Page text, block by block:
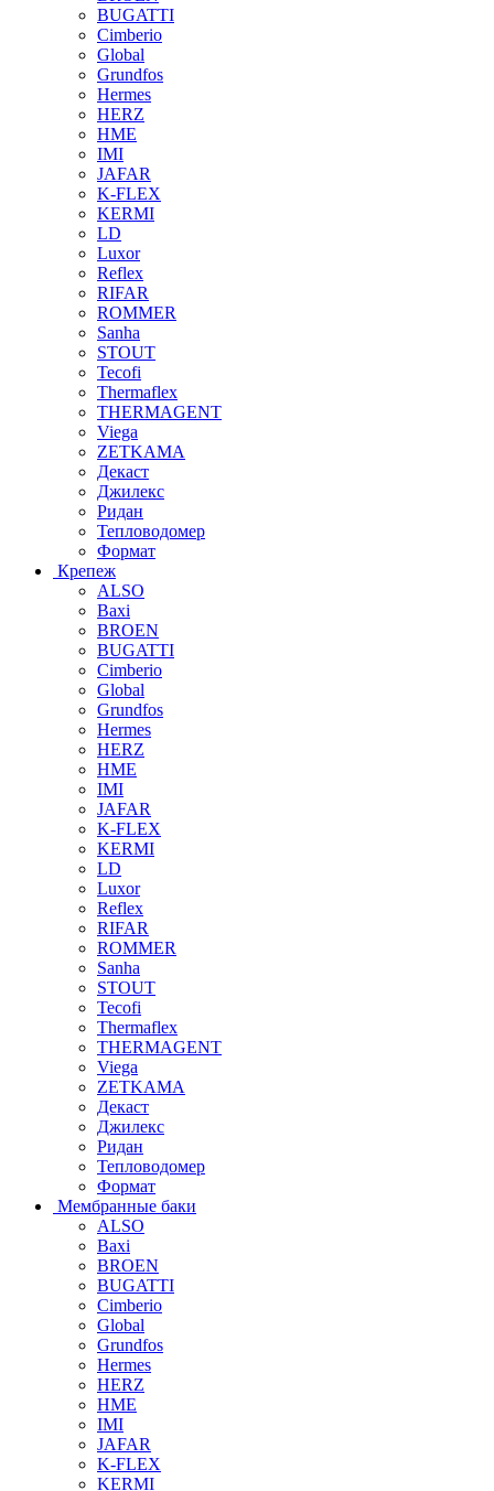
BUGATTI
Cimberio
Global
Grundfos
Hermes
HERZ
HME
IMI
JAFAR
K-FLEX
KERMI
LD
Luxor
Reflex
RIFAR
ROMMER
Sanha
STOUT
Tecofi
Thermaflex
THERMAGENT
Viega
ZETKAMA
Декаст
Джилекс
Ридан
Тепловодомер
Формат
Крепеж
ALSO
Baxi
BROEN
BUGATTI
Cimberio
Global
Grundfos
Hermes
HERZ
HME
IMI
JAFAR
K-FLEX
KERMI
LD
Luxor
Reflex
RIFAR
ROMMER
Sanha
STOUT
Tecofi
Thermaflex
THERMAGENT
Viega
ZETKAMA
Декаст
Джилекс
Ридан
Тепловодомер
Формат
Мембранные баки
ALSO
Baxi
BROEN
BUGATTI
Cimberio
Global
Grundfos
Hermes
HERZ
HME
IMI
JAFAR
K-FLEX
KERMI